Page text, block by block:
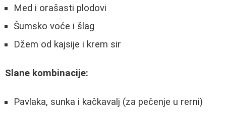
Med i orašasti plodovi
Šumsko voće i šlag
Džem od kajsije i krem sir
Slane kombinacije:
Pavlaka, sunka i kačkavalj (za pečenje u rerni)